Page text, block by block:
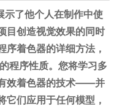
了他个人在制作中使
目创造视觉效果的同时
序着色器的详细方法，
程序性质。您将学习多
效着色器的技术——并
它们应用于任何模型，